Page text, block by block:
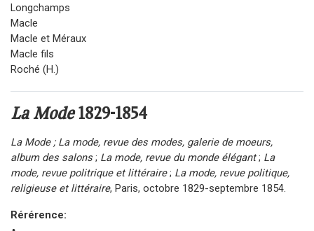
Longchamps
Macle
Macle et Méraux
Macle fils
Roché (H.)
La Mode1829-1854
La Mode ; La mode, revue des modes, galerie de moeurs,
album des salons ; La mode, revue du monde élégant; La
mode, revue politrique et littéraire; La mode, revue politique,
religieuse et littéraire, Paris, octobre 1829-septembre 1854.
Rérérence: